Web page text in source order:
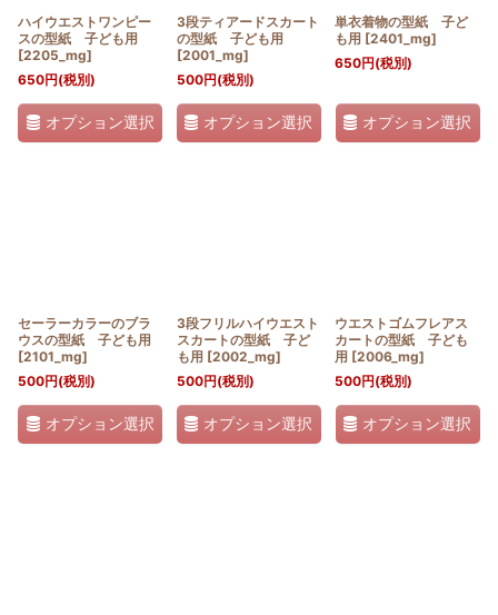
ハイウエストワンピー
スの型紙 子ども用
[2205_mg]
650円(税別)
オプション選択
3段ティアードスカート
の型紙 子ども用
[2001_mg]
500円(税別)
オプション選択
単衣着物の型紙 子ど
も用 [2401_mg]
650円(税別)
オプション選択
セーラーカラーのブラ
ウスの型紙 子ども用
[2101_mg]
500円(税別)
オプション選択
3段フリルハイウエスト
スカートの型紙 子ど
も用 [2002_mg]
500円(税別)
オプション選択
ウエストゴムフレアス
カートの型紙 子ども
用 [2006_mg]
500円(税別)
オプション選択